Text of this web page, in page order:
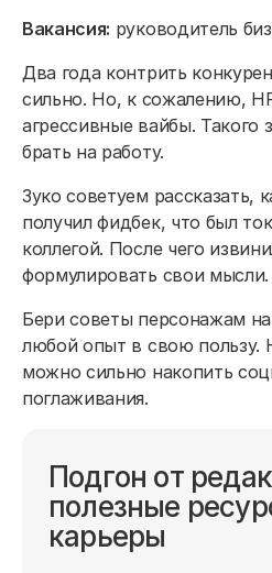
Вакансия: руководитель
Два года контрить
сильно. Но, к сожалению,
агрессивные вайбы. Такого
брать на работу.
Зуко советуем рассказать,
получил фидбек, что был
коллегой. После чего
формулировать свои мысли.
Бери советы персонажам
любой опыт в свою пользу.
можно сильно накопить
поглаживания.
Подгон от
полезные
карьеры